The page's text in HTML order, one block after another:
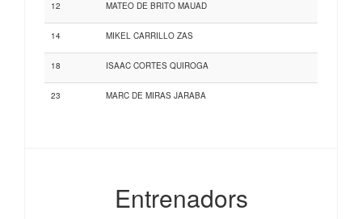
12 MATEO DE BRITO MAUAD
14 MIKEL CARRILLO ZAS
18 ISAAC CORTES QUIROGA
23 MARC DE MIRAS JARABA
Entrenadors